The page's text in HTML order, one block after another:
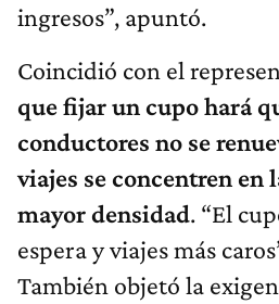
ingresos”, apuntó.
Coincidió con el
que fijar un cupo hará
conductores no se
viajes se concentren en
mayor densidad. “El
espera y viajes más
También objetó la